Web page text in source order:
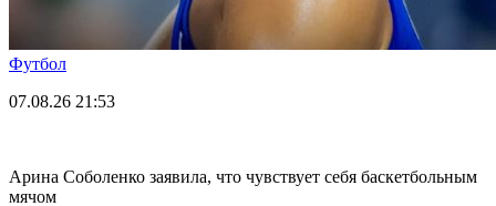
Футбол
07.08.26 21:53
Арина Соболенко заявила, что чувствует себя баскетбольным
мячом